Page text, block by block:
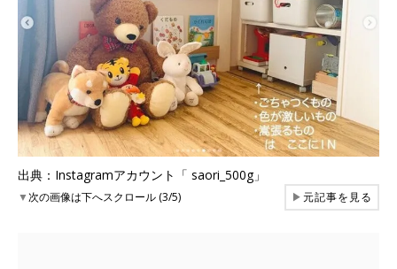
出典：Instagramアカウント「 saori_500g」
▼次の画像は下へスクロール (3/5) ▶元記事を見る